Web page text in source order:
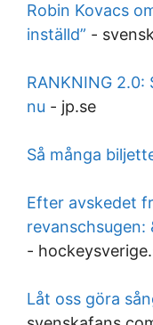
Robin Kovacs
inställd” -
RANKNING 2.0:
nu - jp.se
Så många
Efter avskedet
revanschsugen:
-
Låt oss göra